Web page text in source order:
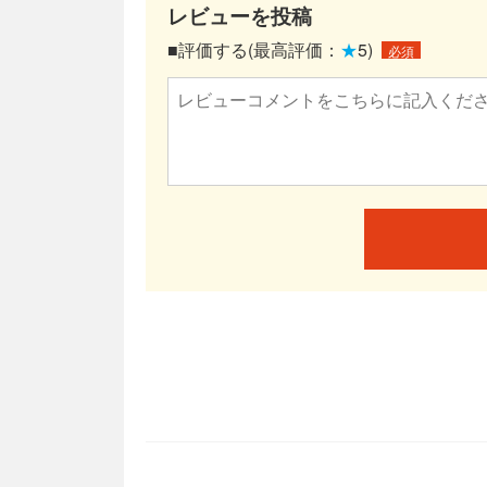
レビューを投稿
■評価する(最高評価： ★5) 必須